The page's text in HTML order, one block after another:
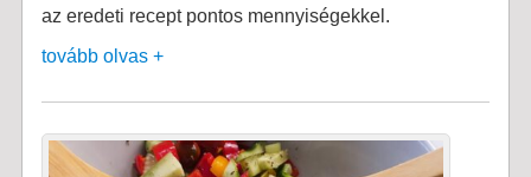
az eredeti recept pontos mennyiségekkel.
tovább olvas +